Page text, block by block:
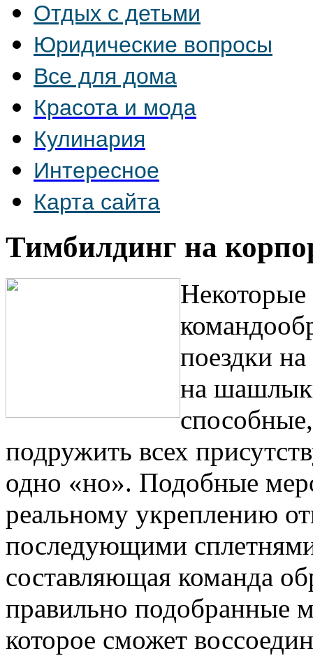
Отдых с детьми
Юридические вопросы
Все для дома
Красота и мода
Кулинария
Интересное
Карта сайта
Тимбилдинг на
поездки
на
подружить всех
одно «но». Подобные
реальному укреплению
последующими
составляющая команда
правильно подобранные
которое сможет